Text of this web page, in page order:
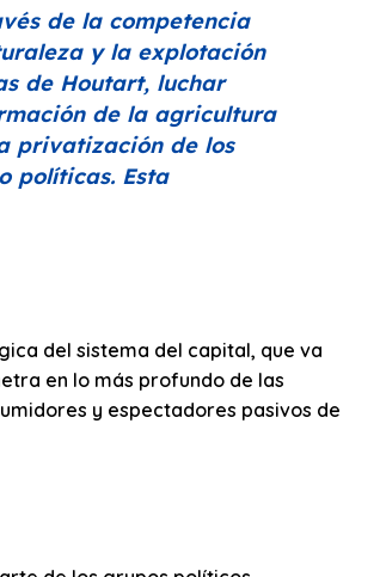
de la competencia
y la explotación
de Houtart, luchar
de la agricultura
privatización de los
políticas. Esta
del sistema del capital, que va
en lo más profundo de las
y espectadores pasivos de